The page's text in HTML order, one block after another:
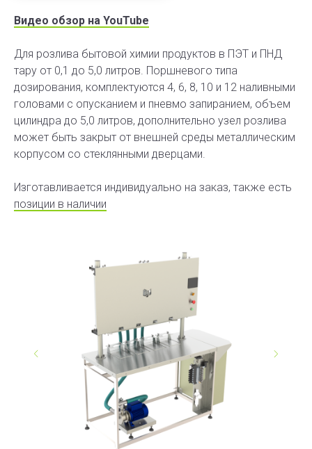
Видео обзор на YouTube
Для розлива бытовой химии продуктов в ПЭТ и ПНД
тару от 0,1 до 5,0 литров. Поршневого типа
дозирования, комплектуются 4, 6, 8, 10 и 12 наливными
головами с опусканием и пневмо запиранием, объем
цилиндра до 5,0 литров, дополнительно узел розлива
может быть закрыт от внешней среды металлическим
корпусом со стеклянными дверцами.
Изготавливается индивидуально на заказ, также есть
позиции в наличии